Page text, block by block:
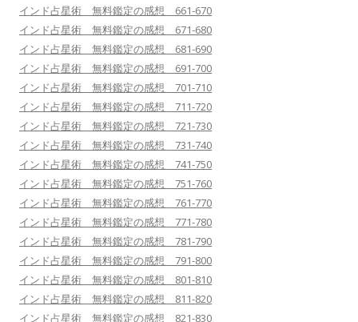
インド占星術 無料鑑定の感想 661-670
インド占星術 無料鑑定の感想 671-680
インド占星術 無料鑑定の感想 681-690
インド占星術 無料鑑定の感想 691-700
インド占星術 無料鑑定の感想 701-710
インド占星術 無料鑑定の感想 711-720
インド占星術 無料鑑定の感想 721-730
インド占星術 無料鑑定の感想 731-740
インド占星術 無料鑑定の感想 741-750
インド占星術 無料鑑定の感想 751-760
インド占星術 無料鑑定の感想 761-770
インド占星術 無料鑑定の感想 771-780
インド占星術 無料鑑定の感想 781-790
インド占星術 無料鑑定の感想 791-800
インド占星術 無料鑑定の感想 801-810
インド占星術 無料鑑定の感想 811-820
インド占星術 無料鑑定の感想 821-830